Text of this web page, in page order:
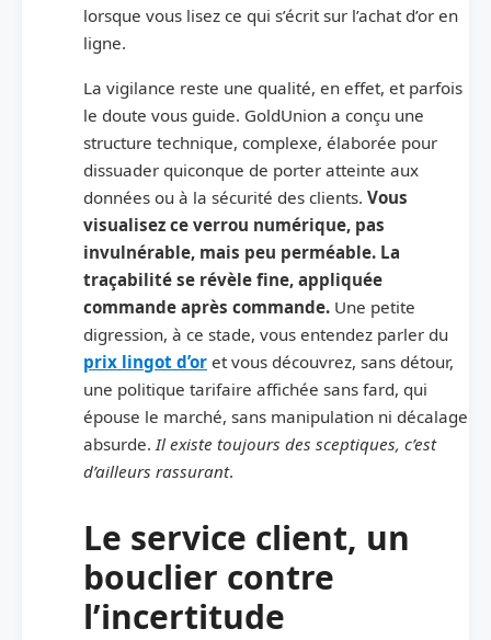
lorsque vous lisez ce qui s’écrit sur l’achat d’or en
ligne.
La vigilance reste une qualité, en effet, et parfois
le doute vous guide. GoldUnion a conçu une
structure technique, complexe, élaborée pour
dissuader quiconque de porter atteinte aux
données ou à la sécurité des clients. Vous
visualisez ce verrou numérique, pas
invulnérable, mais peu perméable. La
traçabilité se révèle fine, appliquée
commande après commande. Une petite
digression, à ce stade, vous entendez parler du
prix lingot d’or et vous découvrez, sans détour,
une politique tarifaire affichée sans fard, qui
épouse le marché, sans manipulation ni décalage
absurde. Il existe toujours des sceptiques, c’est
d’ailleurs rassurant.
Le service client, un
bouclier contre
l’incertitude